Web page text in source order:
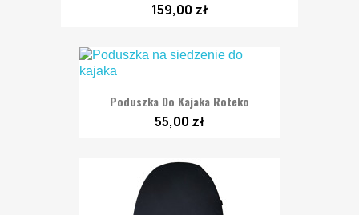
159,00 zł
Poduszka Do Kajaka Roteko
55,00 zł